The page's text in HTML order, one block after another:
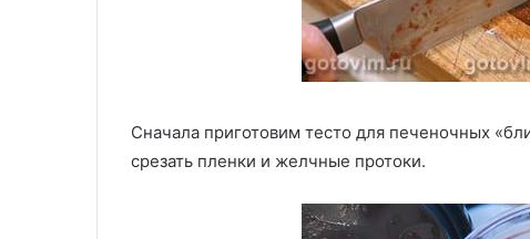
Сначала приготовим тесто для печеночных
срезать пленки и желчные протоки.